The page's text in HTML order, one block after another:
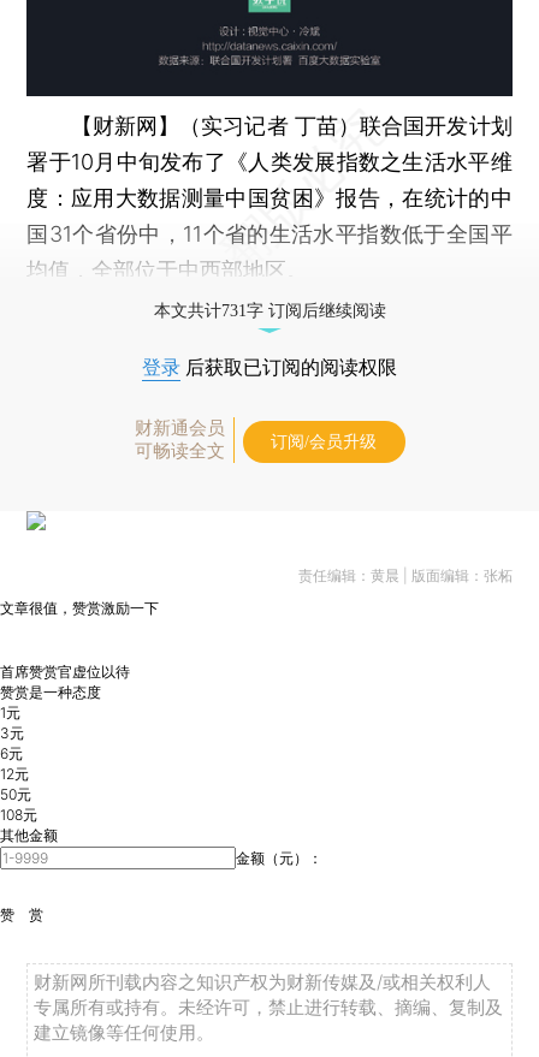
【财新网】（实习记者 丁苗）联合国开发计划
署于10月中旬发布了《人类发展指数之生活水平维
度：应用大数据测量中国贫困》报告，在统计的中
国31个省份中，11个省的生活水平指数低于全国平
均值，全部位于中西部地区。
本文共计731字 订阅后继续阅读
登录 后获取已订阅的阅读权限
财新通会员
可畅读全文
订阅/会员升级
责任编辑：黄晨 | 版面编辑：张柘
文章很值，赞赏激励一下
首席赞赏官虚位以待
赞赏是一种态度
1元
3元
6元
12元
50元
108元
其他金额
金额（元）：
赞 赏
财新网所刊载内容之知识产权为财新传媒及/或相关权利人
专属所有或持有。未经许可，禁止进行转载、摘编、复制及
建立镜像等任何使用。